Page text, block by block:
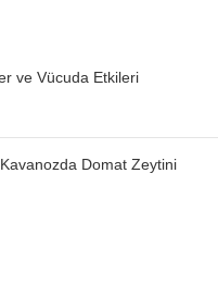
ve Vücuda Etkileri
Domat Zeytini